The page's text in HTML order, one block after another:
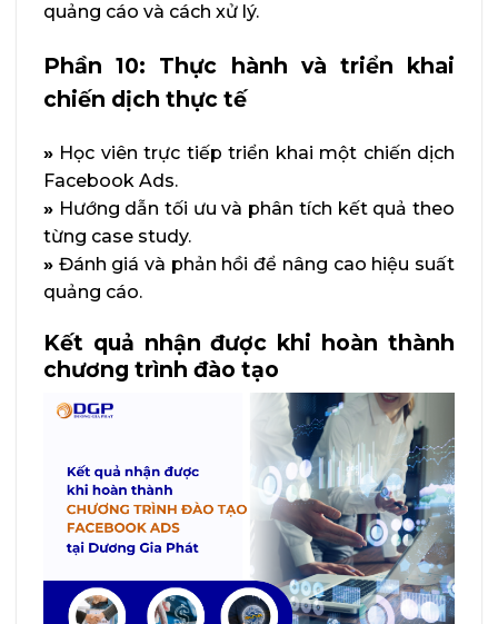
quảng cáo và cách xử lý.
Phần 10: Thực hành và triển khai
chiến dịch thực tế
» Học viên trực tiếp triển khai một chiến dịch
Facebook Ads.
» Hướng dẫn tối ưu và phân tích kết quả theo
từng case study.
» Đánh giá và phản hồi để nâng cao hiệu suất
quảng cáo.
Kết quả nhận được khi hoàn thành
chương trình đào tạo